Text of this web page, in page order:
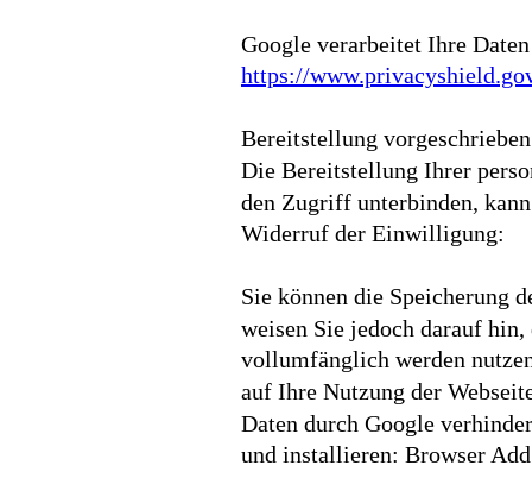
Google verarbeitet Ihre
https://
Bereitstellung
Die Bereitstellung Ihrer
den Zugriff unterbinden,
Widerruf der Einwilligung:
Sie können die Speicherung
weisen Sie jedoch darauf
vollumfänglich werden
auf Ihre Nutzung der
Daten durch Google
und installieren: Browser